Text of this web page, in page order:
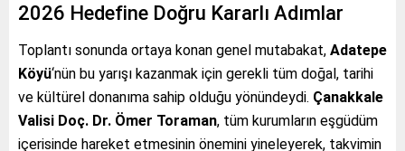
2026 Hedefine Doğru Kararlı Adımlar
Toplantı sonunda ortaya konan genel mutabakat, Adatepe
Köyü‘nün bu yarışı kazanmak için gerekli tüm doğal, tarihi
ve kültürel donanıma sahip olduğu yönündeydi. Çanakkale
Valisi Doç. Dr. Ömer Toraman, tüm kurumların eşgüdüm
içerisinde hareket etmesinin önemini yineleyerek, takvimin